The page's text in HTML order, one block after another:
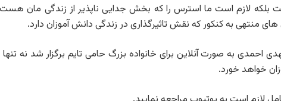
لازم است ما استرس را که بخش جدایی ناپذیر از زندگی مان هست
منتهی به کنکور که نقش تاثیرگذاری در زندگی دانش آموزان دارد.
به صورت آنلاین برای خانواده بزرگ حامی تایم برگزار شد نه تنها
خواهد خورد.